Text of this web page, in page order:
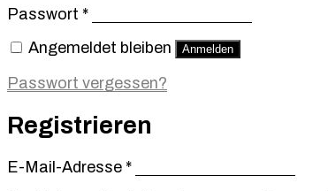
Passwort *Erforderlich
Angemeldet bleiben
Anmelden
Passwort vergessen?
Registrieren
E-Mail-Adresse *Erforderlich